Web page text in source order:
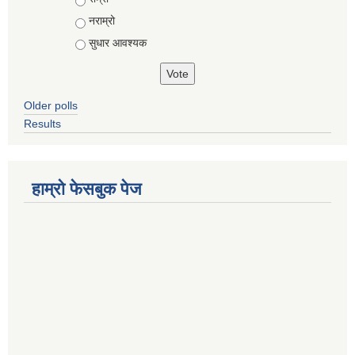
नराम्रो
सुधार आवश्यक
Older polls
Results
हाम्रो फेसबुक पेज